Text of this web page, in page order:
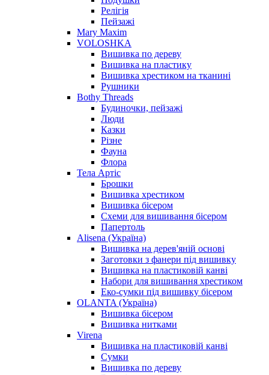
Релігія
Пейзажі
Mary Maxim
VOLOSHKA
Вишивка по дереву
Вишивка на пластику
Вишивка хрестиком на тканині
Рушники
Bothy Threads
Будиночки, пейзажі
Люди
Казки
Різне
Фауна
Флора
Тела Артіс
Брошки
Вишивка хрестиком
Вишивка бісером
Схеми для вишивання бісером
Папертоль
Alisena (Україна)
Вишивка на дерев'яній основі
Заготовки з фанери під вишивку
Вишивка на пластиковій канві
Набори для вишивання хрестиком
Еко-сумки під вишивку бісером
OLANTA (Україна)
Вишивка бісером
Вишивка нитками
Virena
Вишивка на пластиковій канві
Сумки
Вишивка по дереву